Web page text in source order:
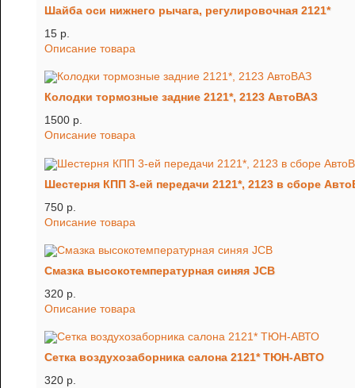
Шайба оси нижнего рычага, регулировочная 2121*
15 p.
Описание товара
Колодки тормозные задние 2121*, 2123 АвтоВАЗ
1500 p.
Описание товара
Шестерня КПП 3-ей передачи 2121*, 2123 в сборе
750 p.
Описание товара
Смазка высокотемпературная синяя JCB
320 p.
Описание товара
Сетка воздухозаборника салона 2121* ТЮН-АВТО
320 p.